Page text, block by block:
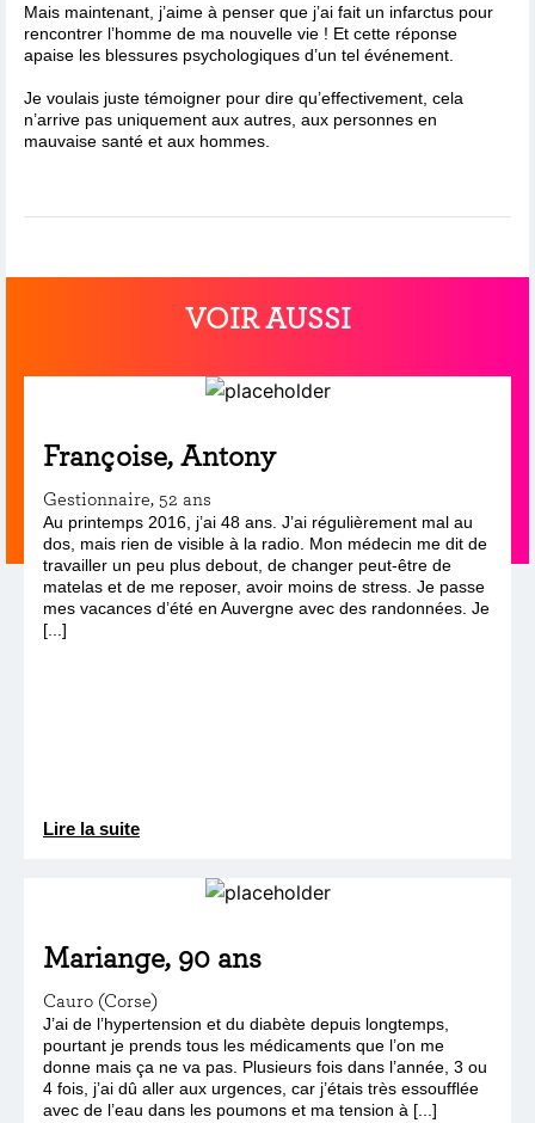
Mais maintenant, j’aime à penser que j’ai fait un infarctus pour
rencontrer l’homme de ma nouvelle vie ! Et cette réponse
apaise les blessures psychologiques d’un tel événement.
Je voulais juste témoigner pour dire qu’effectivement, cela
n’arrive pas uniquement aux autres, aux personnes en
mauvaise santé et aux hommes.
VOIR AUSSI
Françoise, Antony
Gestionnaire, 52 ans
Au printemps 2016, j’ai 48 ans. J’ai régulièrement mal au
dos, mais rien de visible à la radio. Mon médecin me dit de
travailler un peu plus debout, de changer peut-être de
matelas et de me reposer, avoir moins de stress. Je passe
mes vacances d’été en Auvergne avec des randonnées. Je
[...]
Lire la suite
Mariange, 90 ans
Cauro (Corse)
J’ai de l’hypertension et du diabète depuis longtemps,
pourtant je prends tous les médicaments que l’on me
donne mais ça ne va pas. Plusieurs fois dans l’année, 3 ou
4 fois, j’ai dû aller aux urgences, car j’étais très essoufflée
avec de l’eau dans les poumons et ma tension à [...]